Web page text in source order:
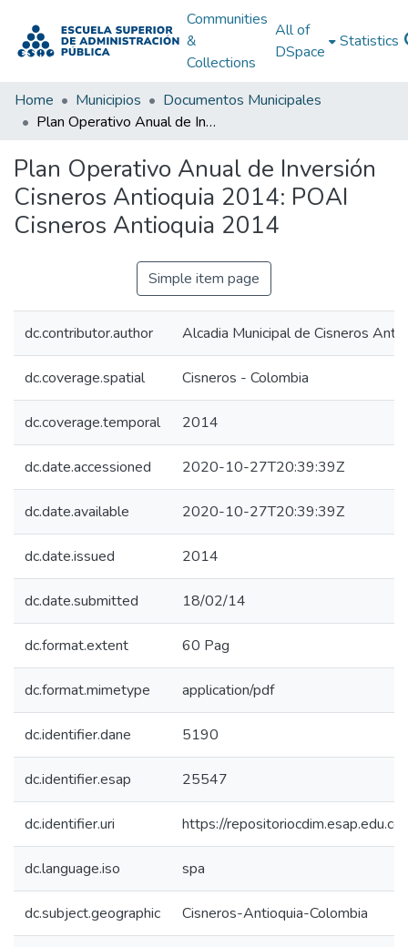
Communities
&
Collections
All of
DSpace
Statistics
Home Municipios
Documentos Municipales
Plan Operativo Anual de Inversión Cisneros Antioquia 2014: POAI Cisneros Antioquia 2014
Plan Operativo Anual de Inversión
Cisneros Antioquia 2014: POAI
Cisneros Antioquia 2014
Simple item page
dc.contributor.author Alcadia Municipal de Cisneros
dc.coverage.spatial Cisneros - Colombia
dc.coverage.temporal 2014
dc.date.accessioned 2020-10-27T20:39:39Z
dc.date.available 2020-10-27T20:39:39Z
dc.date.issued 2014
dc.date.submitted 18/02/14
dc.format.extent 60 Pag
dc.format.mimetype application/pdf
dc.identifier.dane 5190
dc.identifier.esap 25547
dc.identifier.uri https://
dc.language.iso spa
dc.subject.geographic Cisneros-Antioquia-Colombia